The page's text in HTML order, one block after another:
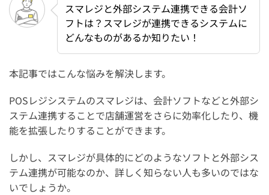
スマレジと外部システム連携できる会計ソ
フトは？スマレジが連携できるシステムに
どんなものがあるか知りたい！
本記事ではこんな悩みを解決します。
POSレジシステムのスマレジは、会計ソフトなどと外部シ
ステム連携することで店舗運営をさらに効率化したり、機
能を拡張したりすることができます。
しかし、スマレジが具体的にどのようなソフトと外部シス
テム連携が可能なのか、詳しく知らない人も多いのではな
いでしょうか。